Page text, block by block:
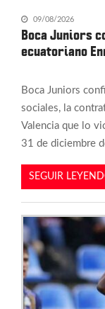
09/08/2026
Boca Juniors
ecuatoriano
Boca Juniors
sociales, la
Valencia que lo
31 de diciembre
SEGUIR